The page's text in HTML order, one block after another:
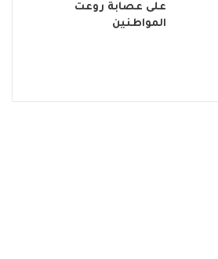
على عصابة روعت
المواطنين